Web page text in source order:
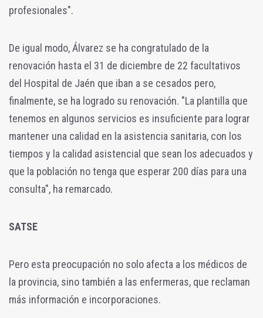
profesionales".
De igual modo, Álvarez se ha congratulado de la
renovación hasta el 31 de diciembre de 22 facultativos
del Hospital de Jaén que iban a se cesados pero,
finalmente, se ha logrado su renovación. "La plantilla que
tenemos en algunos servicios es insuficiente para lograr
mantener una calidad en la asistencia sanitaria, con los
tiempos y la calidad asistencial que sean los adecuados y
que la población no tenga que esperar 200 días para una
consulta", ha remarcado.
SATSE
Pero esta preocupación no solo afecta a los médicos de
la provincia, sino también a las enfermeras, que reclaman
más información e incorporaciones.